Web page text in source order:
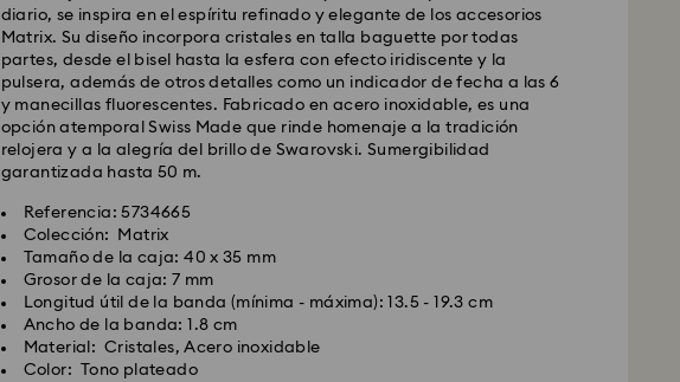
diario, se inspira en el espíritu refinado y elegante de los accesorios
Matrix. Su diseño incorpora cristales en talla baguette por todas
partes, desde el bisel hasta la esfera con efecto iridiscente y la
pulsera, además de otros detalles como un indicador de fecha a las 6
y manecillas fluorescentes. Fabricado en acero inoxidable, es una
opción atemporal Swiss Made que rinde homenaje a la tradición
relojera y a la alegría del brillo de Swarovski. Sumergibilidad
garantizada hasta 50 m.
Referencia: 5734665
Colección: Matrix
Tamaño de la caja: 40 x 35 mm
Grosor de la caja: 7 mm
Longitud útil de la banda (mínima - máxima): 13.5 - 19.3 cm
Ancho de la banda: 1.8 cm
Material: Cristales, Acero inoxidable
Color: Tono plateado